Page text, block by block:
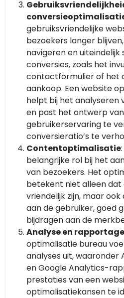
gebruiksvriendelijke
bezoekers langer
navigeren en
conversies, zoals het
contactformulier of het
aankoop. Een website
helpt bij het analyseren
en past het ontwerp
gebruikerservaring te
conversieratio’s te
Contentoptimalisatie
belangrijke rol bij het
van bezoekers. Het
betekent niet alleen dat
vriendelijk zijn, maar
aan de gebruiker, goed
bijdragen aan de
Analyse en rapportage
optimalisatie bureau
analyses uit,
en Google Analytics-
prestaties van een
optimalisatiekansen te